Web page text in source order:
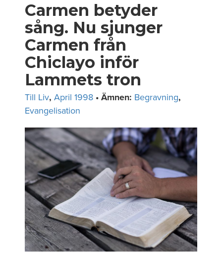
Carmen betyder
sång. Nu sjunger
Carmen från
Chiclayo inför
Lammets tron
Till Liv, April 1998 • Ämnen: Begravning,
Evangelisation